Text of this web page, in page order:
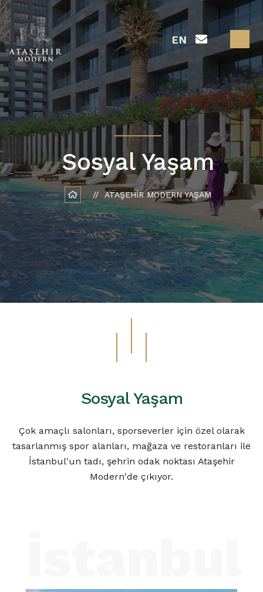
EN
Sosyal Yaşam
ATAŞEHIR MODERN YAŞAM
Sosyal Yaşam
Çok amaçlı salonları, sporseverler için özel olarak
tasarlanmış spor alanları, mağaza ve restoranları ile
İstanbul'un tadı, şehrin odak noktası Ataşehir
Modern'de çıkıyor.